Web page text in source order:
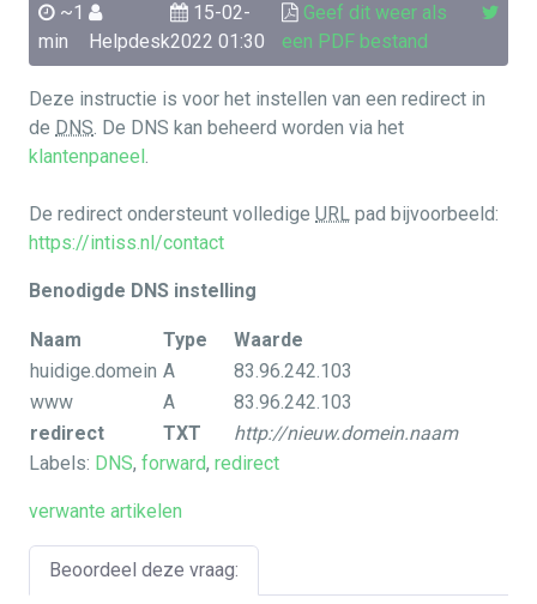
~1
min
Helpdesk
15-02-
2022 01:30
Geef dit weer als
een PDF bestand
Deze instructie is voor het instellen van een redirect in
de DNS. De DNS kan beheerd worden via het
klantenpaneel.
De redirect ondersteunt volledige URL pad bijvoorbeeld:
https://intiss.nl/contact
Benodigde DNS instelling
Naam Type
Waarde
huidige.domein A
83.96.242.103
www
A
83.96.242.103
redirect
TXT
http://nieuw.domein.naam
Labels: DNS, forward, redirect
verwante artikelen
Beoordeel deze vraag: